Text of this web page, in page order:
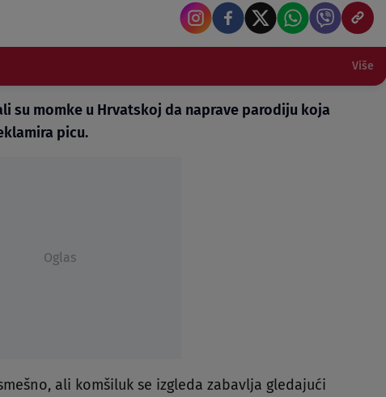
Više
su momke u Hrvatskoj da naprave parodiju koja
picu.
Oglas
ali komšiluk se izgleda zabavlja gledajući